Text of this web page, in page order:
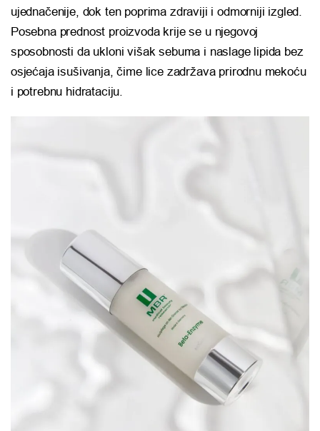
ujednačenije, dok ten poprima zdraviji i odmorniji izgled.
Posebna prednost proizvoda krije se u njegovoj
sposobnosti da ukloni višak sebuma i naslage lipida bez
osjećaja isušivanja, čime lice zadržava prirodnu mekoću
i potrebnu hidrataciju.